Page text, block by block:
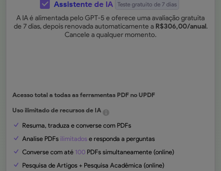
Assistente de IA Teste gratuito de 7 dias
A IA é alimentada pelo GPT-5 e oferece uma avaliação gratuita
de 7 dias, depois renovada automaticamente a R$306,00/anual.
Cancele a qualquer momento.
Acesso total a todas as ferramentas PDF no UPDF
Uso ilimitado de recursos de IA
Resuma, traduza e converse com PDFs
Analise PDFs ilimitados e responda a perguntas
Converse com até 100 PDFs simultaneamente (online)
Pesquisa de Artigos + Pesquisa Acadêmica (online)